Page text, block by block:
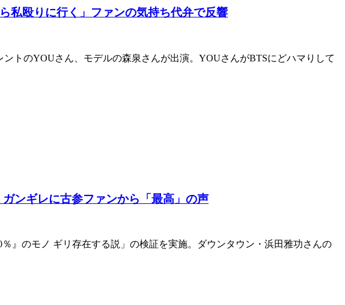
私殴りに行く」ファンの気持ち代弁で反響
トのYOUさん、モデルの森泉さんが出演。YOUさんがBTSにどハマりして
ンギレに古参ファンから「最高」の声
』のモノ ギリ存在する説」の検証を実施。ダウンタウン・浜田雅功さんの